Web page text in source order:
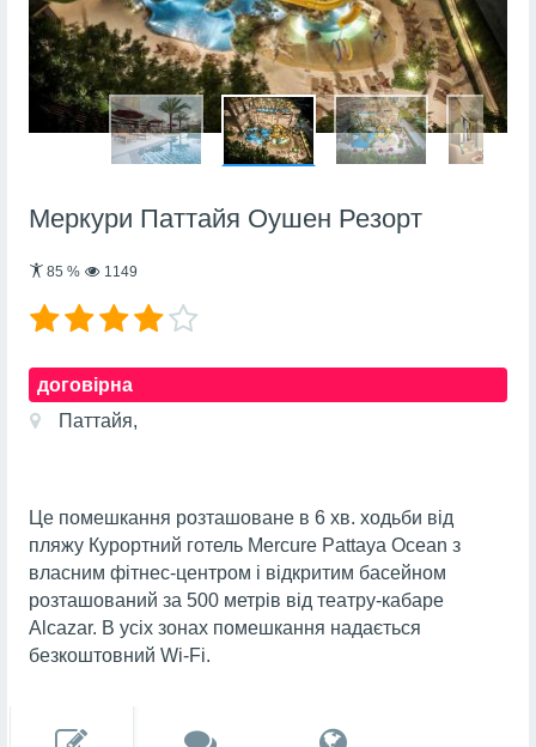
Меркури Паттайя Оушен Резорт
85 % 1149
договірна
Паттайя,
Це помешкання розташоване в 6 хв. ходьби від
пляжу Курортний готель Mercure Pattaya Ocean з
власним фітнес-центром і відкритим басейном
розташований за 500 метрів від театру-кабаре
Alcazar. В усіх зонах помешкання надається
безкоштовний Wi-Fі.